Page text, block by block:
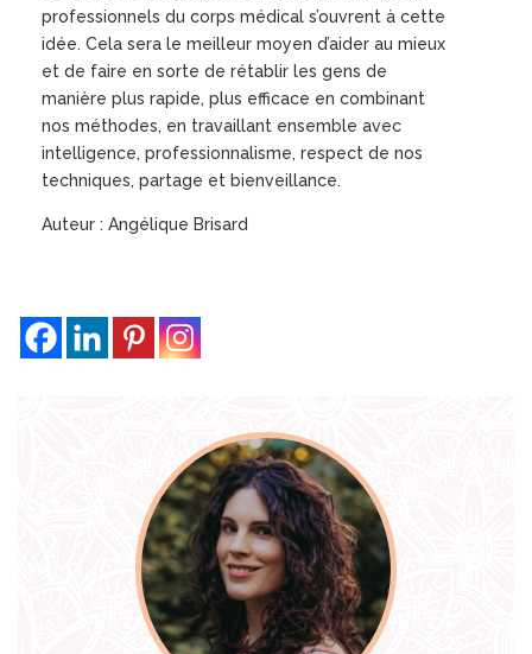
professionnels du corps médical s’ouvrent à cette
idée. Cela sera le meilleur moyen d’aider au mieux
et de faire en sorte de rétablir les gens de
manière plus rapide, plus efficace en combinant
nos méthodes, en travaillant ensemble avec
intelligence, professionnalisme, respect de nos
techniques, partage et bienveillance.
Auteur : Angélique Brisard